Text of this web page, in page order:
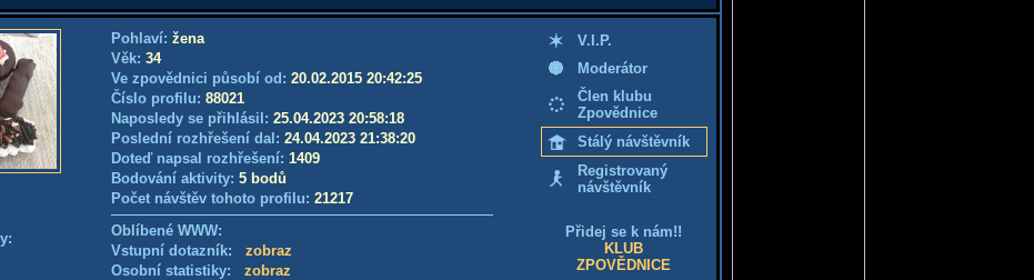
Pohlaví: žena
Věk: 34
Ve zpovědnici působí od: 20.02.2015 20:42:25
Číslo profilu: 88021
Naposledy se přihlásil: 25.04.2023 20:58:18
Poslední rozhřešení dal: 24.04.2023 21:38:20
Doteď napsal rozhřešení: 1409
Bodování aktivity: 5 bodů
Počet návštěv tohoto profilu: 21217
Oblíbené WWW:
Vstupní dotazník: zobraz
Osobní statistiky: zobraz
V.I.P.
Moderátor
Člen klubu
Zpovědnice
Stálý návštěvník
Registrovaný
návštěvník
Přidej se k nám!!
KLUB
ZPOVĚDNICE